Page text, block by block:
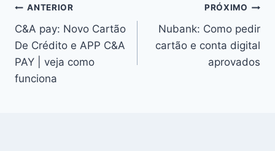
Navegação
de
Post
ANTERIOR
C&A pay: Novo Cartão
De Crédito e APP C&A
PAY | veja como
funciona
PRÓXIMO
Nubank: Como pedir
cartão e conta digital
aprovados